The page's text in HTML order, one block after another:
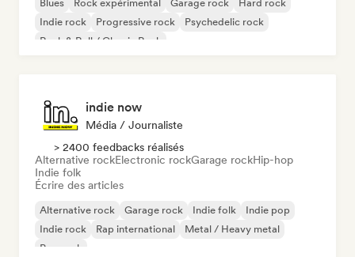
Blues Rock expérimental Garage rock
Hard rock
Indie rock
Progressive rock
Psychedelic rock
Rock & Roll / Classic Rock
indie now
Média / Journaliste
> 2400 feedbacks réalisés
Alternative rockElectronic rockGarage rockHip-hop
Indie folk
Écrire des articles
Alternative rock Garage rock Indie folk
Indie pop
Indie rock
Rap international
Metal / Heavy metal
Pop rock